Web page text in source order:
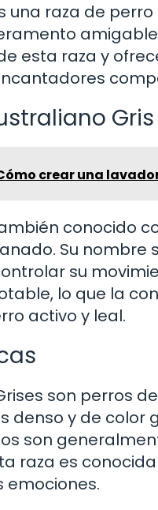
una raza de
esta raza y
Gris
crear una
conocido
Su
su
lo que la
activo y leal.
son perros
denso y de color
son
raza es
emociones.